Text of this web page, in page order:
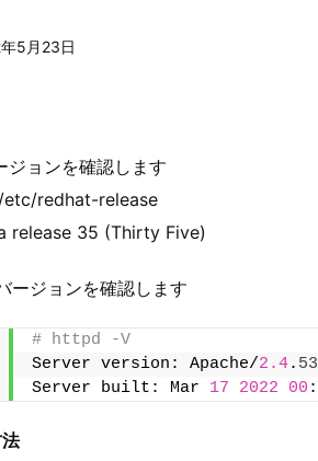
5月23日
ジョンを確認します
redhat-release
release 35 (Thirty Five)
ージョンを確認します
# httpd -V
Server version: Apache/2.4. 53
Server built: Mar 17 2022 00 :